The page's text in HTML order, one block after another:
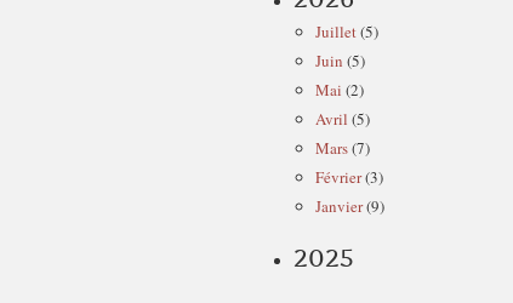
Juillet(5)
Juin (5)
Mai (2)
Avril (5)
Mars(7)
Février(3)
Janvier(9)
2025